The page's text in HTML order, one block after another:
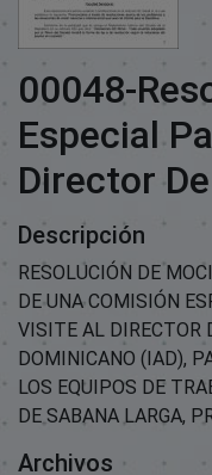
00048-
Especial
Director
Descripción
RESOLUCIÓN DE
DE UNA COMISIÓN
VISITE AL DIRECTOR
DOMINICANO (IAD),
LOS EQUIPOS DE
DE SABANA LARGA,
Archivos